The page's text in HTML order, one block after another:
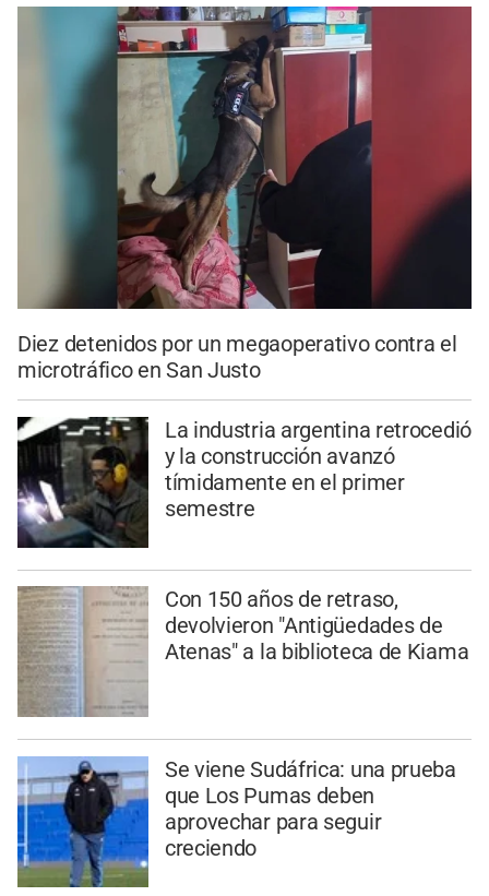
Diez detenidos por un megaoperativo contra el
microtráfico en San Justo
La industria argentina retrocedió
y la construcción avanzó
tímidamente en el primer
semestre
Con 150 años de retraso,
devolvieron "Antigüedades de
Atenas" a la biblioteca de Kiama
Se viene Sudáfrica: una prueba
que Los Pumas deben
aprovechar para seguir
creciendo